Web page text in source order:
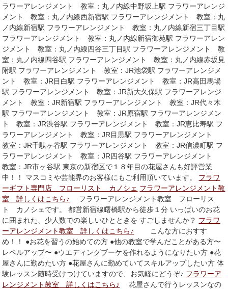
ラワーアレンジメント 教室：丸ノ内線中野坂上駅 フラワーアレンジ
メント 教室：丸ノ内線西新宿駅 フラワーアレンジメント 教室：丸
ノ内線新宿駅 フラワーアレンジメント 教室：丸ノ内線新宿三丁目駅
フラワーアレンジメント 教室：丸ノ内線新宿御苑駅 フラワーアレン
ジメント 教室：丸ノ内線四谷三丁目駅 フラワーアレンジメント 教
室：丸ノ内線四谷駅 フラワーアレンジメント 教室：丸ノ内線赤坂見
附駅 フラワーアレンジメント 教室：JR池袋駅 フラワーアレンジメ
ント 教室：JR目白駅 フラワーアレンジメント 教室：JR高田馬場
駅 フラワーアレンジメント 教室：JR新大久保駅 フラワーアレンジ
メント 教室：JR新宿駅 フラワーアレンジメント 教室：JR代々木
駅 フラワーアレンジメント 教室：JR原宿駅 フラワーアレンジメン
ト 教室：JR渋谷駅 フラワーアレンジメント 教室：JR恵比寿駅 フ
ラワーアレンジメント 教室：JR目黒駅 フラワーアレンジメント
教室：JR千駄ヶ谷駅 フラワーアレンジメント 教室：JR信濃町駅 フ
ラワーアレンジメント 教室：JR四谷駅 フラワーアレンジメント
教室：JR市ヶ谷駅 東京の新宿区で１８年目の花屋さんも好評営業
中！！ マスコミや芸能界のお客様にもご利用頂いています。 フラワ
ーギフト専門店 フローリスト カノシェ フラワーアレンジメント教
室 詳しくはこちら♪ フラワーアレンジメント教室 フローリス
ト カノシェです。 都営新宿線曙橋駅から徒歩１分 いっぱいのお花
に囲まれた、少人数での楽しいひとときを すごしませんか？ フラワ
ーアレンジメント教室 詳しくはこちら♪ こんな方におすす
め！！ ●お花を習うの始めての方 ●他の教室で学んだことがある方〜
レベルアップ〜 ●ウエディングブーケを作れるようになりたい方 ●花
屋さんに勤めたい方 ●花屋さんに勤めていてスキルアップしたい方 体
験レッスン随時受けつけていますので、お気軽にどうぞ♪ フラワーア
レンジメント教室 詳しくはこちら♪ 花屋さんで行うレッスンなの